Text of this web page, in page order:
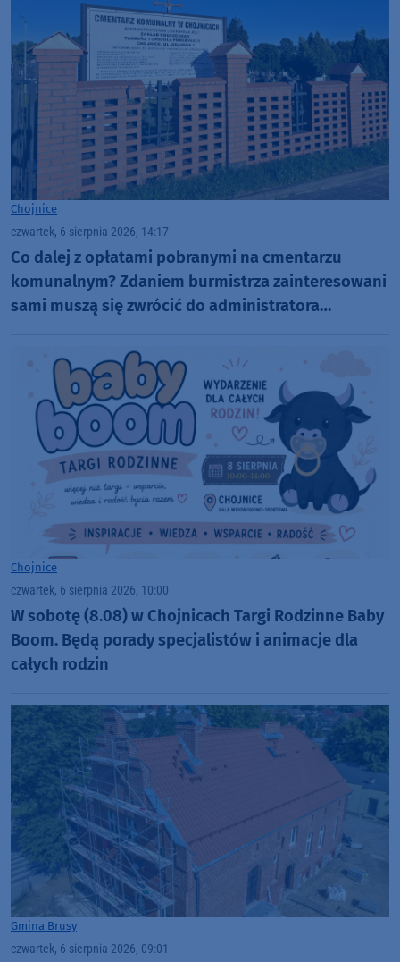
Chojnice
czwartek, 6 sierpnia 2026, 14:17
Co dalej z opłatami pobranymi na cmentarzu
komunalnym? Zdaniem burmistrza zainteresowani
sami muszą się zwrócić do administratora
Chojnice
czwartek, 6 sierpnia 2026, 10:00
W sobotę (8.08) w Chojnicach Targi Rodzinne Baby
Boom. Będą porady specjalistów i animacje dla
całych rodzin
Gmina Brusy
czwartek, 6 sierpnia 2026, 09:01